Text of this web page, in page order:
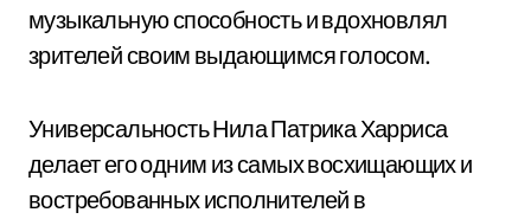
музыкальную способность и вдохновлял
зрителей своим выдающимся голосом.
Универсальность Нила Патрика Харриса
делает его одним из самых восхищающих и
востребованных исполнителей в